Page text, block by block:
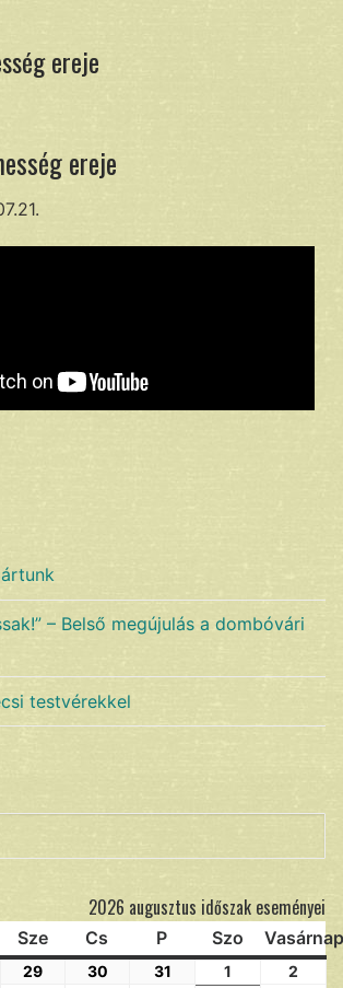
ereje
ereje
– Belső megújulás a dombóvári
testvérekkel
2026 augusztus időszak eseményei
Sze Cs P Szo Vasárnap
29 30 31 1
2